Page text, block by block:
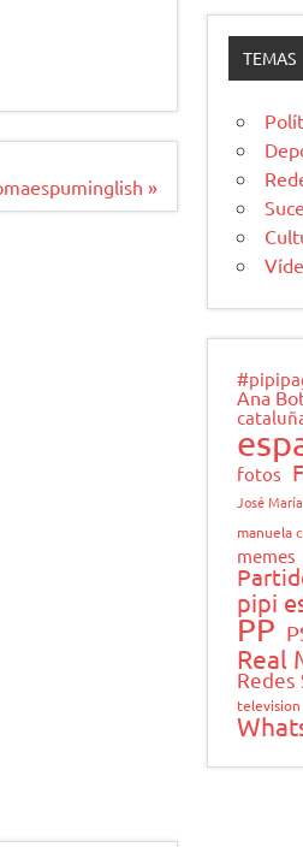
»
TEMAS
Ana
fotos
José
manuela
memes
pipi
PP
Real
Redes
television